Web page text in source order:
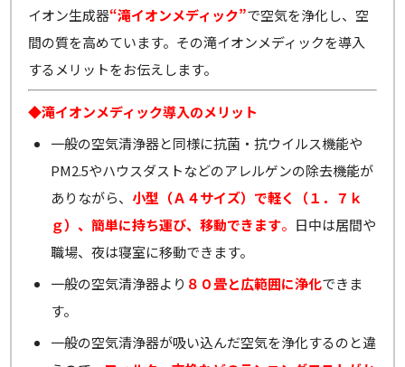
イオン生成器“滝イオンメディック”で空気を浄化し、空
間の質を高めています。その滝イオンメディックを導入
するメリットをお伝えします。
◆滝イオンメディック導入のメリット
一般の空気清浄器と同様に抗菌・抗ウイルス機能や
PM2.5やハウスダストなどのアレルゲンの除去機能が
ありながら、 小型（Ａ４サイズ）で軽く（１．７ｋ
ｇ）、簡単に持ち運び、移動できます。 日中は居間や
職場、夜は寝室に移動できます。
一般の空気清浄器より ８０畳と広範囲に浄化できま
す。
一般の空気清浄器が吸い込んだ空気を浄化するのと違